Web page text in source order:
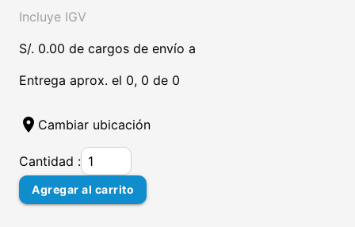
Incluye IGV
S/. 0.00 de cargos de envío a
Entrega aprox. el 0, 0 de 0
location_on Cambiar ubicación
Cantidad :
Agregar al carrito